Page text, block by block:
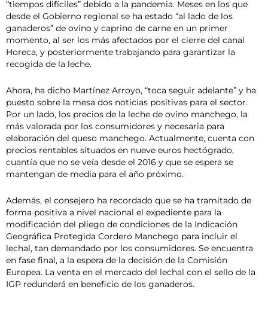
“tiempos difíciles” debido a la pandemia. Meses en los que
desde el Gobierno regional se ha estado “al lado de los
ganaderos” de ovino y caprino de carne en un primer
momento, al ser los más afectados por el cierre del canal
Horeca, y posteriormente trabajando para garantizar la
recogida de la leche.
Ahora, ha dicho Martínez Arroyo, “toca seguir adelante” y ha
puesto sobre la mesa dos noticias positivas para el sector.
Por un lado, los precios de la leche de ovino manchego, la
más valorada por los consumidores y necesaria para
elaboración del queso manchego. Actualmente, cuenta con
precios rentables situados en nueve euros hectógrado,
cuantía que no se veía desde el 2016 y que se espera se
mantengan de media para el año próximo.
Además, el consejero ha recordado que se ha tramitado de
forma positiva a nivel nacional el expediente para la
modificación del pliego de condiciones de la Indicación
Geográfica Protegida Cordero Manchego para incluir el
lechal, tan demandado por los consumidores. Se encuentra
en fase final, a la espera de la decisión de la Comisión
Europea. La venta en el mercado del lechal con el sello de la
IGP redundará en beneficio de los ganaderos.